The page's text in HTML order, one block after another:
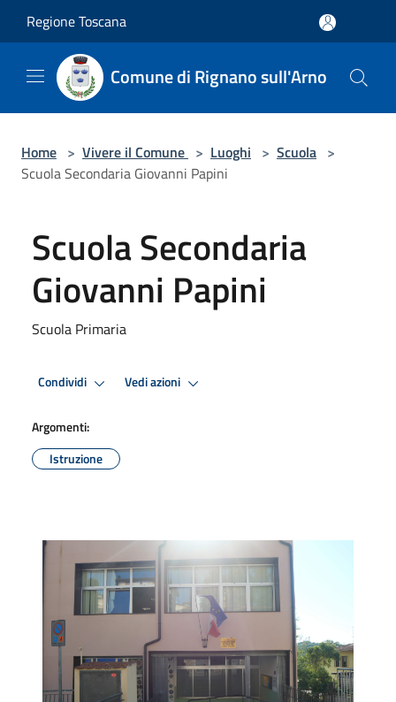
Regione Toscana
Comune di Rignano sull'Arno
Home > Vivere il Comune > Luoghi > Scuola >
Scuola Secondaria Giovanni Papini
Scuola Secondaria
Giovanni Papini
Scuola Primaria
Condividi Vedi azioni
Argomenti:
Istruzione